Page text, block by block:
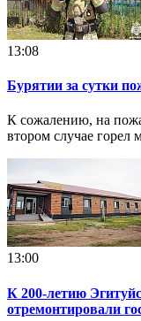
13:08
Бурятии за сутки
К сожалению, на
втором случае горел
13:00
К 200-летию
отремонтировали